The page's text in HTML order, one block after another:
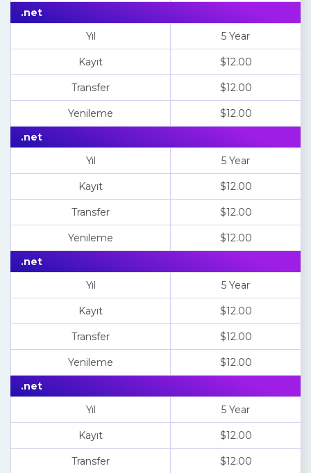
.net
Yıl
5 Year
Kayıt $12.00
Transfer $12.00
Yenileme
$12.00
.net
Yıl
5 Year
Kayıt $12.00
Transfer $12.00
Yenileme
$12.00
.net
Yıl
5 Year
Kayıt $12.00
Transfer $12.00
Yenileme
$12.00
.net
Yıl
5 Year
Kayıt $12.00
Transfer $12.00